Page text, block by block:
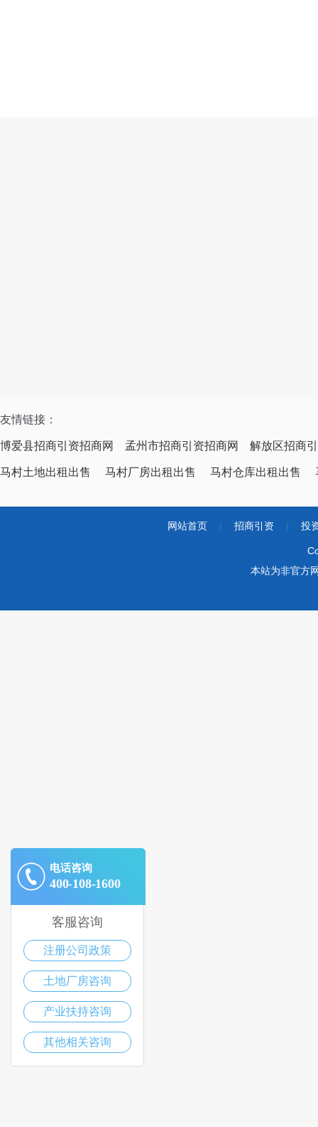
友情链接：
博爱县招商引资招商网 孟州市招商引资招商网 解放区招商
马村土地出租出售 马村厂房出租出售 马村仓库出租出售
网站首页 招商引资 投
本站为非官方
电话咨询
400-108-1600
客服咨询
注册公司政策
土地厂房咨询
产业扶持咨询
其他相关咨询